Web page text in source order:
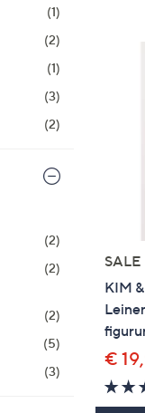
(1)
(2)
(1)
(3)
(2)
(2)
(2)
(2)
(5)
(3)
SALE
KIM
€